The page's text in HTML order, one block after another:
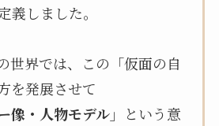
義しました。
世界では、この「仮面の自
を発展させて
像・人物モデル」
という意